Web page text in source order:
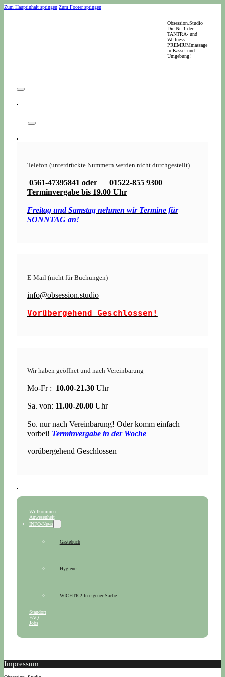
Zum Hauptinhalt springen Zum Footer springen
Obsession.Studio
Die Nr. 1 der
TANTRA- und
Wellness-
PREMIUMmassage
in Kassel und
Umgebung!
Telefon (unterdrückte Nummern werden nicht durchgestellt)
0561-47395841 oder 01522-855 9300
Terminvergabe bis 19.00 Uhr
Freitag und Samstag nehmen wir Termine für
SONNTAG an!
E-Mail (nicht für Buchungen)
info@obsession.studio
Vorübergehend Geschlossen!
Wir haben geöffnet und nach Vereinbarung
Mo-Fr : 10.00-21.30Uhr
Sa. von: 11.00-20.00Uhr
So. nur nach Vereinbarung! Oder komm einfach
vorbei! Terminvergabe in der Woche
vorübergehend Geschlossen
Willkommen
Anwesenheit
INFO-News
Gästebuch
Hygiene
WICHTIG! In eigener Sache
Standort
FAQ
Jobs
Impressum